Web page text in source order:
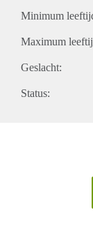
Minimum
Maximum
Geslacht:
Status: